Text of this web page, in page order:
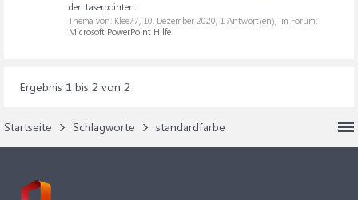
den Laserpointer...
Thema von: Klee77, 10. Dezember 2020, 1 Antwort(en), im Forum:
Microsoft PowerPoint Hilfe
Ergebnis 1 bis 2 von 2
Startseite Schlagworte standardfarbe